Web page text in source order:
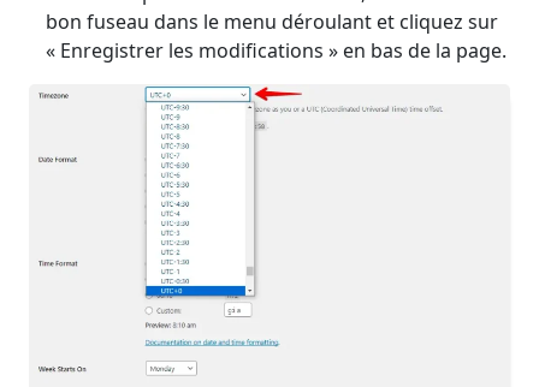
bon fuseau dans le menu déroulant et cliquez sur
« Enregistrer les modifications » en bas de la page.